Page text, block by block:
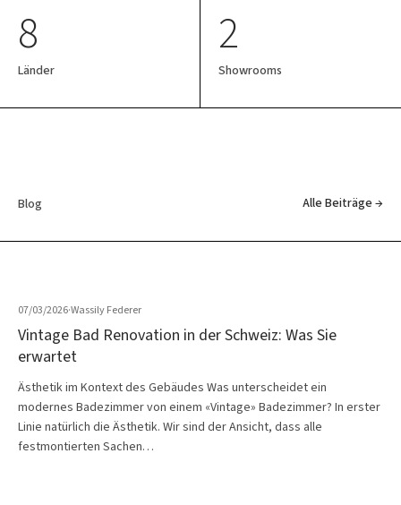
8
Länder
2
Showrooms
Blog Alle Beiträge →
07/03/2026·Wassily Federer
Vintage Bad Renovation in der Schweiz: Was Sie
erwartet
Ästhetik im Kontext des Gebäudes Was unterscheidet ein
modernes Badezimmer von einem «Vintage» Badezimmer? In erster
Linie natürlich die Ästhetik. Wir sind der Ansicht, dass alle
festmontierten Sachen…